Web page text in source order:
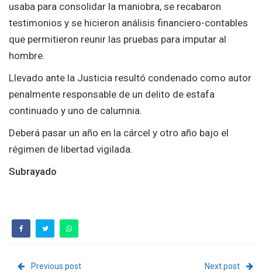
usaba para consolidar la maniobra, se recabaron
testimonios y se hicieron análisis financiero-contables
que permitieron reunir las pruebas para imputar al
hombre.
Llevado ante la Justicia resultó condenado como autor
penalmente responsable de un delito de estafa
continuado y uno de calumnia.
Deberá pasar un año en la cárcel y otro año bajo el
régimen de libertad vigilada.
Subrayado
Previous post Next post